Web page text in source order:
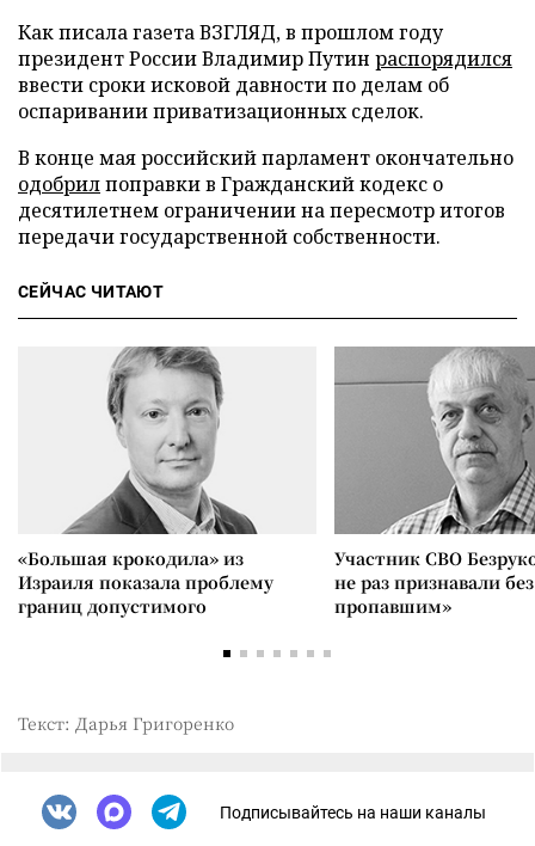
Как писала газета ВЗГЛЯД, в прошлом году
президент России Владимир Путин распорядился
ввести сроки исковой давности по делам об
оспаривании приватизационных сделок.
В конце мая российский парламент окончательно
одобрилпоправки в Гражданский кодекс о
десятилетнем ограничении на пересмотр итогов
передачи государственной собственности.
СЕЙЧАС ЧИТАЮТ
«Большая крокодила» из
Израиля показала проблему
границ допустимого
Участник СВО
не раз признавали
пропавшим»
Текст: Дарья Григоренко
Подписывайтесь на наши каналы